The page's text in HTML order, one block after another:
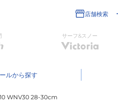
店舗検索
サーフ&スノー
ル
WNV30 28-30cm